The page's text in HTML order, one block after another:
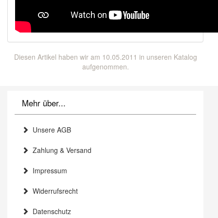
Diesen Artikel haben wir am 10.05.2011 in unseren Katalog
aufgenommen.
Mehr über...
Unsere AGB
Zahlung & Versand
Impressum
Widerrufsrecht
Datenschutz